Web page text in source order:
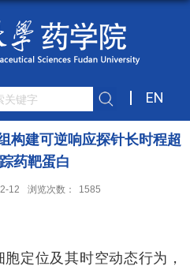
EN
构建可逆响应探针长时程超
药靶蛋白
12 浏览次数： 1585
定位及其时空动态行为，